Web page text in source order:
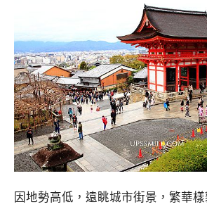
因地勢高低，遠眺城市街景，繁華樣